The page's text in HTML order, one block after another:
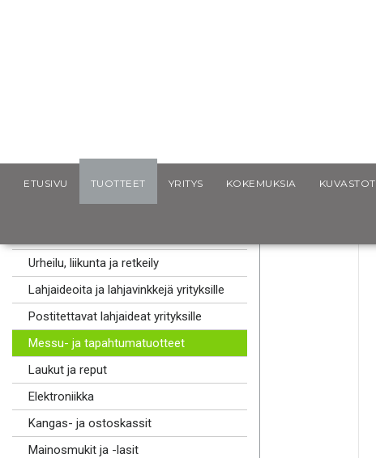
ETUSIVU TUOTTEET YRITYS KOKEMUKSIA KUVASTOT
Urheilu, liikunta ja retkeily
Lahjaideoita ja lahjavinkkejä yrityksille
Postitettavat lahjaideat yrityksille
Messu- ja tapahtumatuotteet
Laukut ja reput
Elektroniikka
Kangas- ja ostoskassit
Mainosmukit ja -lasit